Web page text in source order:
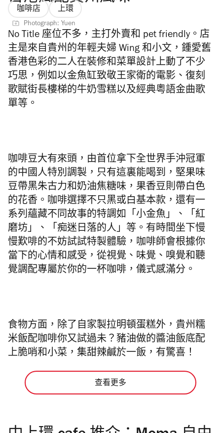
咖啡店 上環
Photograph: Yuen
No Title 座位不多，主打外賣和 pet friendly。店
主是來自貴州的年輕夫婦 Wing 和小文，鍾愛舊
香港色彩的二人在裝修和菜單設計上動了不少
巧思，例如以金魚缸致敬王家衛的電影、復刻
歌賦街長樓梯的牛奶雪糕以及經典粵語金曲歌
單等。
咖啡豆大有來頭，由首位拿下全世界手沖冠軍
的中國人特別調製，只有這裏能喝到，堅果味
豆帶黑朱古力和奶油焦糖味，果香豆則帶白色
的花香。咖啡選擇不只黑或白基本款，還有一
系列蘊藏不同故事的特調如「小金魚」、「紅
磨坊」、「痴迷日落的人」等。有時間坐下慢
慢歎啡的不妨試試特製體驗，咖啡師會根據你
當下的心情和感受，從視覺、味覺、嗅覺和聽
覺調配專屬於你的一杯咖啡，儀式感滿分。
食物方面，除了自家製拉明頓蛋糕外，貴州糯
米飯配咖啡你又試過未？豬油做的醬油飯底配
上脆哨和小菜，集甜辣鹹於一飯，有驚喜！
查看更多